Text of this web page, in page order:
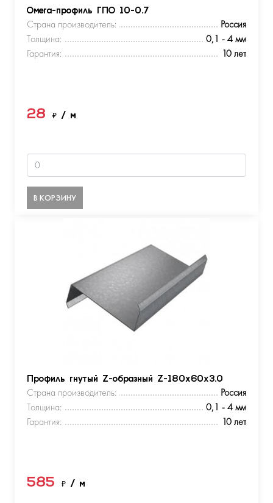
Омега-профиль ГПО 10-0.7
Страна производитель:
Россия
Толщина:
0,1 - 4 мм
Гарантия:
10 лет
28 ₽ / м
В КОРЗИНУ
Профиль гнутый Z-образный Z-180х60х3.0
Страна производитель:
Россия
Толщина:
0,1 - 4 мм
Гарантия:
10 лет
585 ₽ / м